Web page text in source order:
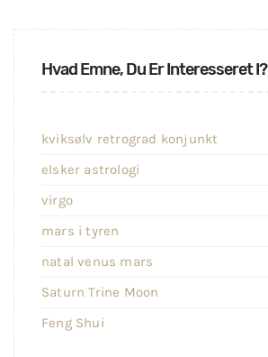
Hvad Emne, Du Er Interesseret I?
kviksølv retrograd konjunkt
elsker astrologi
virgo
mars i tyren
natal venus mars
Saturn Trine Moon
Feng Shui